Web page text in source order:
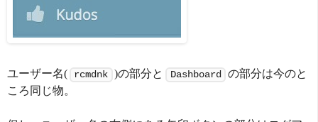
ユーザー名( rcmdnk )の部分と Dashboard の部分は今のと
ころ同じ物。